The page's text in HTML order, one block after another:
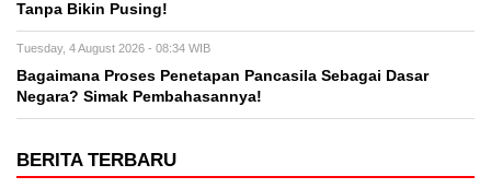
Tanpa Bikin Pusing!
Tuesday, 4 August 2026 - 08:34 WIB
Bagaimana Proses Penetapan Pancasila Sebagai Dasar
Negara? Simak Pembahasannya!
BERITA TERBARU